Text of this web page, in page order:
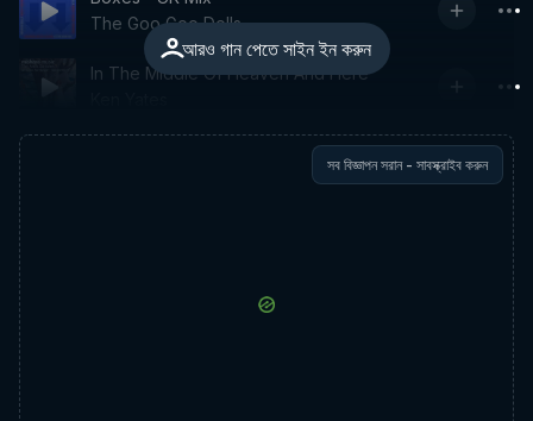
আরও গান পেতে সাইন ইন করুন
The Goo Goo Dolls
In The Middle Of Heaven And Here
সব বিজ্ঞাপন সরান - সাবস্ক্রাইব করুন